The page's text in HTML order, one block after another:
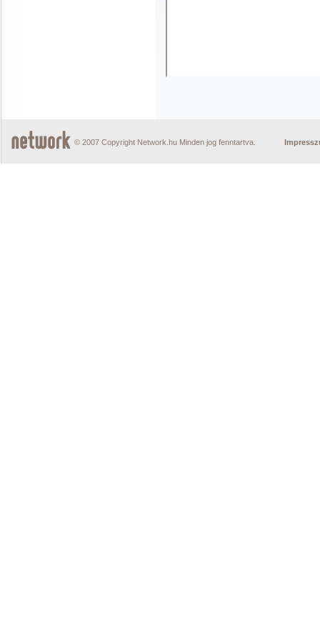
© 2007 Copyright Network.hu Minden jog fenntartva.